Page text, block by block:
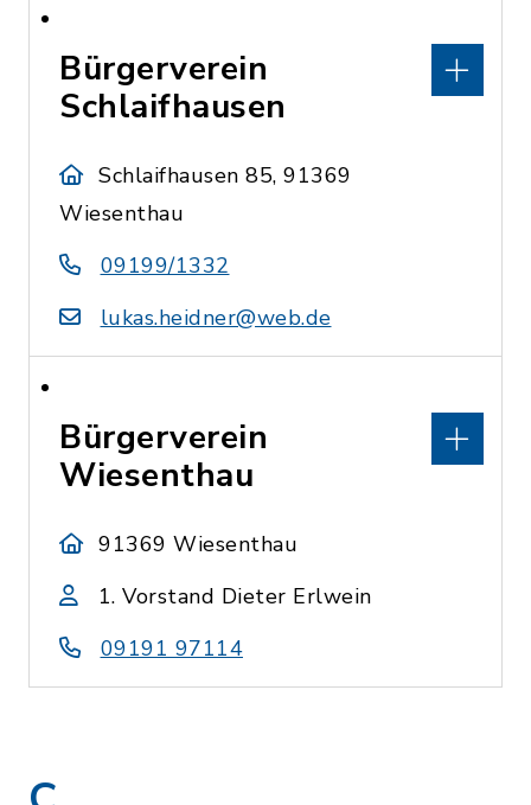
Bürgerverein
Schlaifhausen
Schlaifhausen 85, 91369
Wiesenthau
09199/1332
lukas.heidner@web.de
Bürgerverein
Wiesenthau
91369 Wiesenthau
1. Vorstand Dieter Erlwein
09191 97114